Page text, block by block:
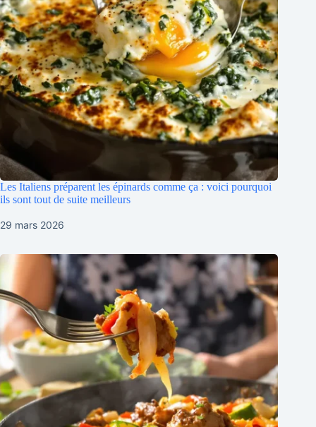
Les Italiens préparent les épinards comme ça : voici pourquoi
ils sont tout de suite meilleurs
29 mars 2026